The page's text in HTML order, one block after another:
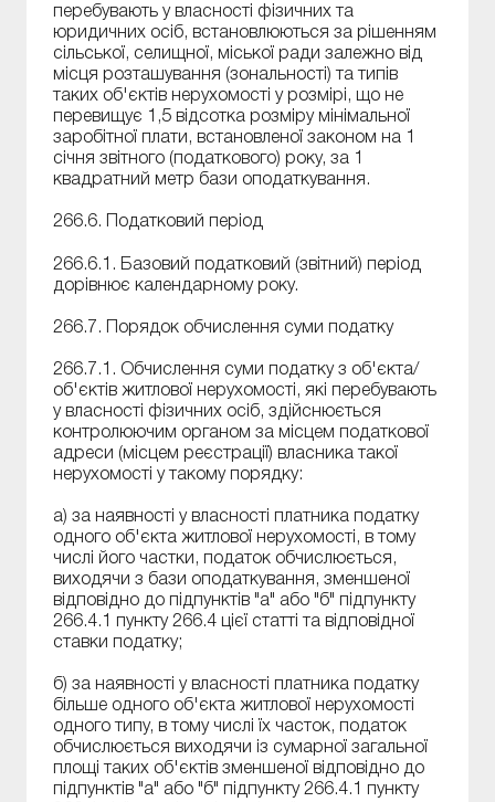
перебувають у власності фізичних та
юридичних осіб, встановлюються за рішенням
сільської, селищної, міської ради залежно від
місця розташування (зональності) та типів
таких об'єктів нерухомості у розмірі, що не
перевищує 1,5 відсотка розміру мінімальної
заробітної плати, встановленої законом на 1
січня звітного (податкового) року, за 1
квадратний метр бази оподаткування.
266.6. Податковий період
266.6.1. Базовий податковий (звітний) період
дорівнює календарному року.
266.7. Порядок обчислення суми податку
266.7.1. Обчислення суми податку з об'єкта/
об'єктів житлової нерухомості, які перебувають
у власності фізичних осіб, здійснюється
контролюючим органом за місцем податкової
адреси (місцем реєстрації) власника такої
нерухомості у такому порядку:
а) за наявності у власності платника податку
одного об'єкта житлової нерухомості, в тому
числі його частки, податок обчислюється,
виходячи з бази оподаткування, зменшеної
відповідно до підпунктів "а" або "б" підпункту
266.4.1 пункту 266.4 цієї статті та відповідної
ставки податку;
б) за наявності у власності платника податку
більше одного об'єкта житлової нерухомості
одного типу, в тому числі їх часток, податок
обчислюється виходячи із сумарної загальної
площі таких об'єктів зменшеної відповідно до
підпунктів "а" або "б" підпункту 266.4.1 пункту